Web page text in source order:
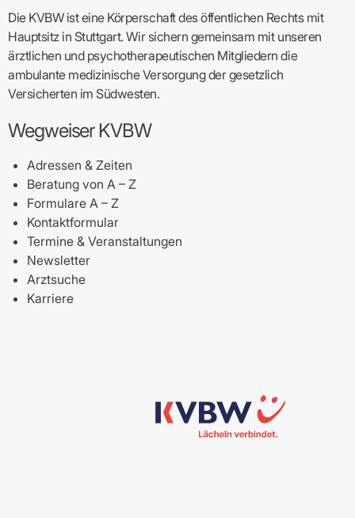
Die KVBW ist eine Körperschaft des öffentlichen Rechts mit
Hauptsitz in Stuttgart. Wir sichern gemeinsam mit unseren
ärztlichen und psychotherapeutischen Mitgliedern die
ambulante medizinische Versorgung der gesetzlich
Versicherten im Südwesten.
Wegweiser KVBW
Adressen & Zeiten
Beratung von A – Z
Formulare A – Z
Kontaktformular
Termine & Veranstaltungen
Newsletter
Arztsuche
Karriere